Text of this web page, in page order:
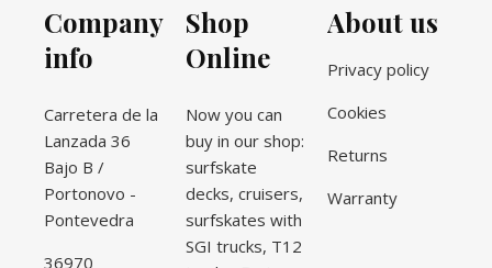
Company
info
Carretera de la
Lanzada 36
Bajo B /
Portonovo -
Pontevedra
36970
Shop
Online
Now you can
buy in our shop:
surfskate
decks, cruisers,
surfskates with
SGI trucks, T12
About us
Privacy policy
Cookies
Returns
Warranty